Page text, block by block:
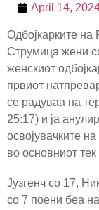
April 14,
Одбојкарките на
Струмица жени
женскиот
првиот
се радуваа на
25:17) и ја
освојувачките
во основниот
Јузгенч со 17,
со 7 поени беа